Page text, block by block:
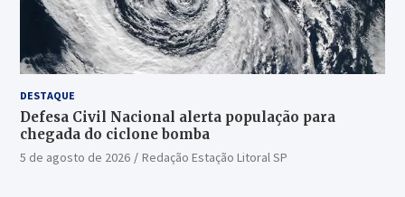
DESTAQUE
Defesa Civil Nacional alerta população para
chegada do ciclone bomba
5 de agosto de 2026 Redação Estação Litoral SP